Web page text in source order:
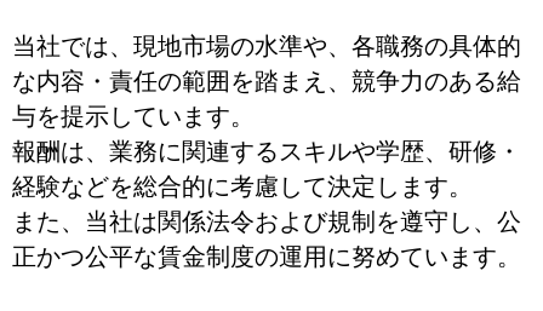
当社では、現地市場の水準や、各職務の具体的
な内容・責任の範囲を踏まえ、競争力のある給
与を提示しています。
報酬は、業務に関連するスキルや学歴、研修・
経験などを総合的に考慮して決定します。
また、当社は関係法令および規制を遵守し、公
正かつ公平な賃金制度の運用に努めています。